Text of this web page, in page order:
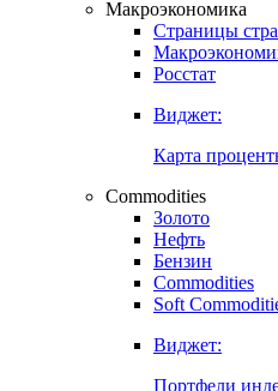
Возможность
Макроэкономика
Страницы стран
Росстат
Виджет:
Карта
Commodities
Золото
Нефть
Бензин
Commodities
Soft